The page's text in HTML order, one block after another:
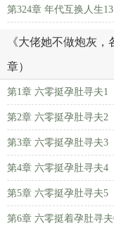
第324章 年代互换人生13
《大佬她不做炮灰
章）
第1章 六零挺孕肚寻夫1
第2章 六零挺孕肚寻夫2
第3章 六零挺孕肚寻夫3
第4章 六零挺孕肚寻夫4
第5章 六零挺孕肚寻夫5
第6章 六零挺着孕肚寻